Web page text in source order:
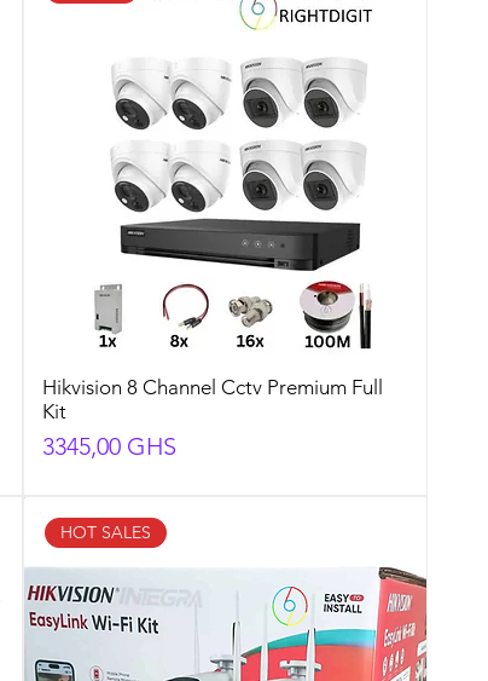
Hikvision 8 Channel Cctv Premium Full
Kit
Preço
3345,00 GHS
HOT SALES